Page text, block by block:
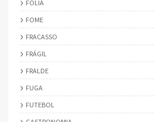
FOLIA
FOME
FRACASSO
FRÁGIL
FRALDE
FUGA
FUTEBOL